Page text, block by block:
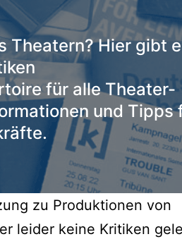
Theatern? Hier gibt
für alle Theater-
und Tipps
zu Produktionen von
leider keine Kritiken